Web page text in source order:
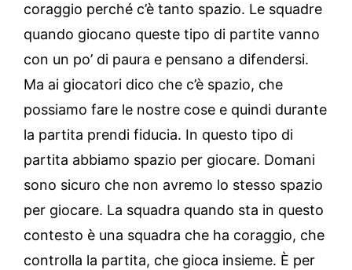
coraggio perché c’è tanto spazio. Le squadre
quando giocano queste tipo di partite vanno
con un po’ di paura e pensano a difendersi.
Ma ai giocatori dico che c’è spazio, che
possiamo fare le nostre cose e quindi durante
la partita prendi fiducia. In questo tipo di
partita abbiamo spazio per giocare. Domani
sono sicuro che non avremo lo stesso spazio
per giocare. La squadra quando sta in questo
contesto è una squadra che ha coraggio, che
controlla la partita, che gioca insieme. È per